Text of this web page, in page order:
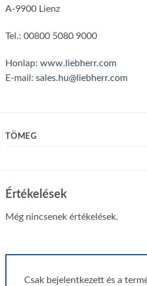
A-9900 Lienz
Tel.: 00800 5080 9000
Honlap:www.liebherr.com
E-mail:sales.hu@liebherr.com
TÖMEG
Értékelések
Még nincsenek értékelések.
Csak bejelentkezett és a